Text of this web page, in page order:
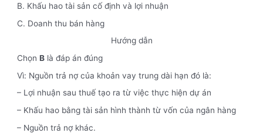
B. Khấu hao tài sản cố định và lợi nhuận
C. Doanh thu bán hàng
Hướng dẫn
ChọnB là đáp án đúng
Vì: Nguồn trả nợ của khoản vay trung dài hạn đó là:
– Lợi nhuận sau thuế tạo ra từ việc thực hiện dự án
– Khấu hao bằng tài sản hình thành từ vốn của ngân hàng
– Nguồn trả nợ khác.